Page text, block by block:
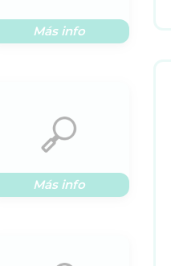
Más info
Más info